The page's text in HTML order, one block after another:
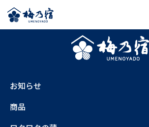
お知らせ
商品